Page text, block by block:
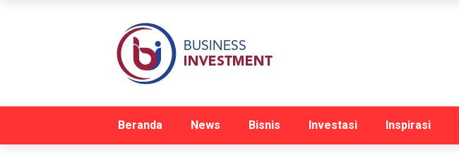
Beranda News Bisnis Investasi Inspirasi